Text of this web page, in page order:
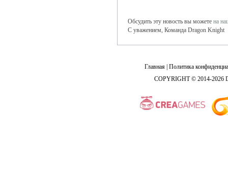
Обсудить эту новость вы можете на
С уважением, Команда Dragon Knight
Главная Политика
COPYRIGHT © 2014-2026